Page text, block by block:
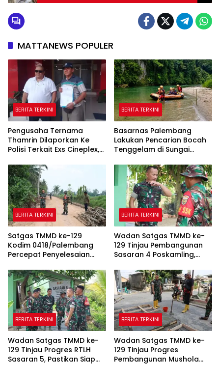
MATTANEWS POPULER
BERITA TERKINI
Pengusaha Ternama
Thamrin Dilaporkan Ke
Polisi Terkait Exs Cineplex,
Kedepannya
BERITA TERKINI
Basarnas Palembang
Lakukan Pencarian Bocah
Tenggelam di Sungai
BERITA TERKINI
Satgas TMMD ke-129
Kodim 0418/Palembang
Percepat Penyelesaian
Meter
BERITA TERKINI
Wadan Satgas TMMD ke-
129 Tinjau Pembangunan
Sasaran 4 Poskamling,
Perencanaan
BERITA TERKINI
Wadan Satgas TMMD ke-
129 Tinjau Progres RTLH
Sasaran 5, Pastikan Siap
BERITA TERKINI
Wadan Satgas TMMD ke-
129 Tinjau Progres
Pembangunan Mushola